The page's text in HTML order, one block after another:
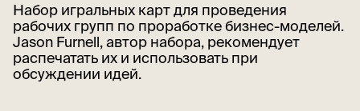
Набор игральных карт для проведения
рабочих групп по проработке бизнес-моделей.
Jason Furnell, автор набора, рекомендует
распечатать их и использовать при
обсуждении идей.